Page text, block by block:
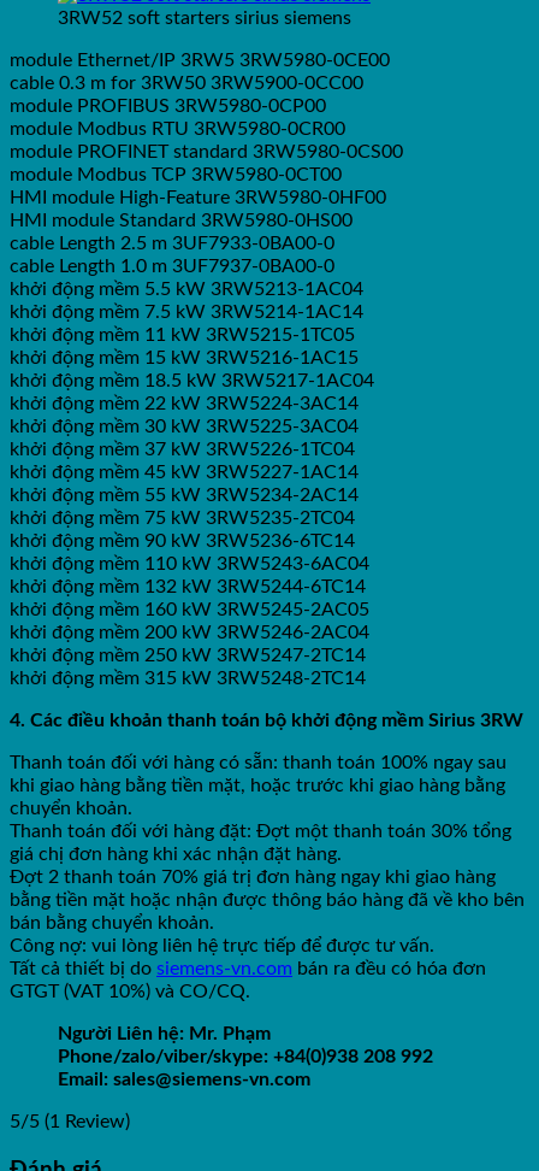
3RW52 soft starters sirius siemens
module Ethernet/IP 3RW5 3RW5980-0CE00
cable 0.3 m for 3RW50 3RW5900-0CC00
module PROFIBUS 3RW5980-0CP00
module Modbus RTU 3RW5980-0CR00
module PROFINET standard 3RW5980-0CS00
module Modbus TCP 3RW5980-0CT00
HMI module High-Feature 3RW5980-0HF00
HMI module Standard 3RW5980-0HS00
cable Length 2.5 m 3UF7933-0BA00-0
cable Length 1.0 m 3UF7937-0BA00-0
khởi động mềm 5.5 kW 3RW5213-1AC04
khởi động mềm 7.5 kW 3RW5214-1AC14
khởi động mềm 11 kW 3RW5215-1TC05
khởi động mềm 15 kW 3RW5216-1AC15
khởi động mềm 18.5 kW 3RW5217-1AC04
khởi động mềm 22 kW 3RW5224-3AC14
khởi động mềm 30 kW 3RW5225-3AC04
khởi động mềm 37 kW 3RW5226-1TC04
khởi động mềm 45 kW 3RW5227-1AC14
khởi động mềm 55 kW 3RW5234-2AC14
khởi động mềm 75 kW 3RW5235-2TC04
khởi động mềm 90 kW 3RW5236-6TC14
khởi động mềm 110 kW 3RW5243-6AC04
khởi động mềm 132 kW 3RW5244-6TC14
khởi động mềm 160 kW 3RW5245-2AC05
khởi động mềm 200 kW 3RW5246-2AC04
khởi động mềm 250 kW 3RW5247-2TC14
khởi động mềm 315 kW 3RW5248-2TC14
4. Các điều khoản thanh toán bộ khởi động mềm Sirius 3RW
Thanh toán đối với hàng có sẵn: thanh toán 100% ngay sau
khi giao hàng bằng tiền mặt, hoặc trước khi giao hàng bằng
chuyển khoản.
Thanh toán đối với hàng đặt: Đợt một thanh toán 30% tổng
giá chị đơn hàng khi xác nhận đặt hàng.
Đợt 2 thanh toán 70% giá trị đơn hàng ngay khi giao hàng
bằng tiền mặt hoặc nhận được thông báo hàng đã về kho bên
bán bằng chuyển khoản.
Công nợ: vui lòng liên hệ trực tiếp để được tư vấn.
Tất cả thiết bị do siemens-vn.com bán ra đều có hóa đơn
GTGT (VAT 10%) và CO/CQ.
Người Liên hệ: Mr. Phạm
Phone/zalo/viber/skype: +84(0)938 208 992
Email: sales@siemens-vn.com
5/5 (1 Review)